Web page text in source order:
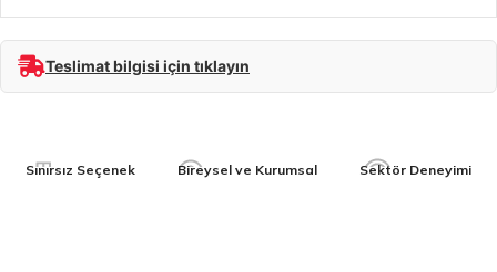
Teslimat bilgisi için tıklayın
Sınırsız Seçenek Bireysel ve Kurumsal Sektör Deneyimi